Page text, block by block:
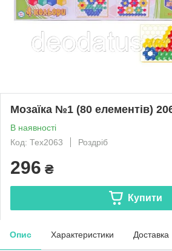
Мозаїка №1 (80 елементів)
В наявності
Код: Тех2063
Роздріб
296 ₴
Купити
Опис Характеристики Доставка